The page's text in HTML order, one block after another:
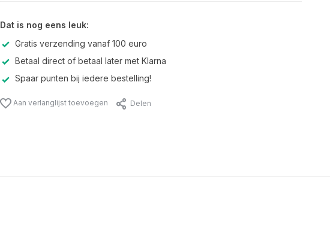
Dat is nog eens leuk:
Gratis verzending vanaf 100 euro
Betaal direct of betaal later met Klarna
Spaar punten bij iedere bestelling!
Aan verlanglijst toevoegen Delen